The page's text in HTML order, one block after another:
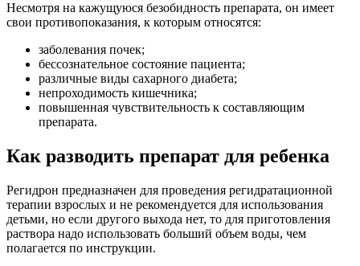
Несмотря на кажущуюся безобидность препарата, он имеет
свои противопоказания, к которым относятся:
заболевания почек;
бессознательное состояние пациента;
различные виды сахарного диабета;
непроходимость кишечника;
повышенная чувствительность к составляющим
препарата.
Как разводить препарат для ребенка
Регидрон предназначен для проведения регидратационной
терапии взрослых и не рекомендуется для использования
детьми, но если другого выхода нет, то для приготовления
раствора надо использовать больший объем воды, чем
полагается по инструкции.